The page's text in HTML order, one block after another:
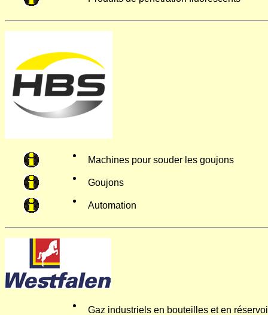
Machines pour souder les goujons
Goujons
Automation
Gaz industriels en bouteilles et en